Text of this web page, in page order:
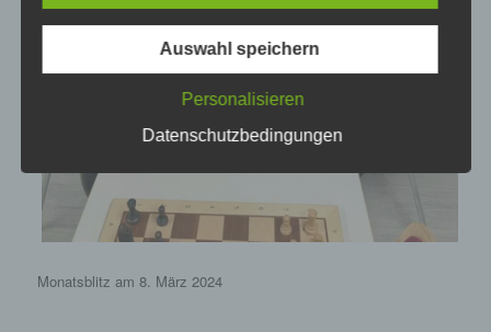
Monatsblitz am 8. März 2024
Die Datenschutzerklärung beruht auf den
Richtlinien- und Verordnungsgeber beim Erlass
verwendet wurden. Unsere Datenschutzerklärung
unsere Kunden und Geschäftspartner einfach
lesbar und verständlich sein. Um dies zu
gewährleisten, möchten wir vorab die verwendeten
Begrifflichkeiten erläutern.
Auswahl speichern
Personalisieren
Datenschutzbedingungen